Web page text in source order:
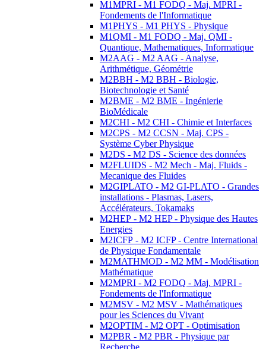
M1MPRI - M1 FODQ - Maj. MPRI -
Fondements de l'Informatique
M1PHYS - M1 PHYS - Physique
M1QMI - M1 FODQ - Maj. QMI -
Quantique, Mathematiques, Informatique
M2AAG - M2 AAG - Analyse,
Arithmétique, Géométrie
M2BBH - M2 BBH - Biologie,
Biotechnologie et Santé
M2BME - M2 BME - Ingénierie
BioMédicale
M2CHI - M2 CHI - Chimie et Interfaces
M2CPS - M2 CCSN - Maj. CPS -
Système Cyber Physique
M2DS - M2 DS - Science des données
M2FLUIDS - M2 Mech - Maj. Fluids -
Mecanique des Fluides
M2GIPLATO - M2 GI-PLATO - Grandes
installations - Plasmas, Lasers,
Accélérateurs, Tokamaks
M2HEP - M2 HEP - Physique des Hautes
Energies
M2ICFP - M2 ICFP - Centre International
de Physique Fondamentale
M2MATHMOD - M2 MM - Modélisation
Mathématique
M2MPRI - M2 FODQ - Maj. MPRI -
Fondements de l'Informatique
M2MSV - M2 MSV - Mathématiques
pour les Sciences du Vivant
M2OPTIM - M2 OPT - Optimisation
M2PBR - M2 PBR - Physique par
Recherche